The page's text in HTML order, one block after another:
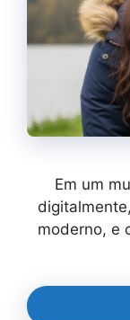
Em um
moderno, e